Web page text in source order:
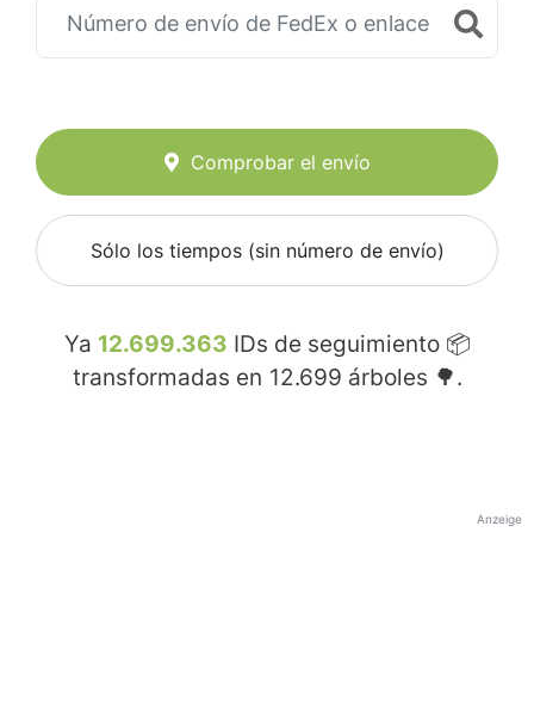
Comprobar el envío
Sólo los tiempos (sin número de envío)
Ya 12.699.363 IDs de seguimiento 📦
transformadas en 12.699 árboles 🌳.
Anzeige